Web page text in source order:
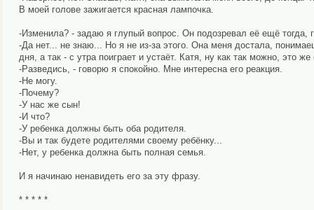
В моей голове зажигается красная лампочка.
-Изменила? - задаю я глупый вопрос. Он подозревал её ещё тогда,
-Да нет... не знаю... Но я не из-за этого. Она меня достала,
дня, а так - с утра поиграет и устаёт. Катя, ну как так можно, это
-Разведись, - говорю я спокойно. Мне интересна его реакция.
-Не могу.
-Почему?
-У нас же сын!
-И что?
-У ребенка должны быть оба родителя.
-Вы и так будете родителями своему ребёнку...
-Нет, у ребенка должна быть полная семья.
И я начинаю ненавидеть его за эту фразу.
* * * * *